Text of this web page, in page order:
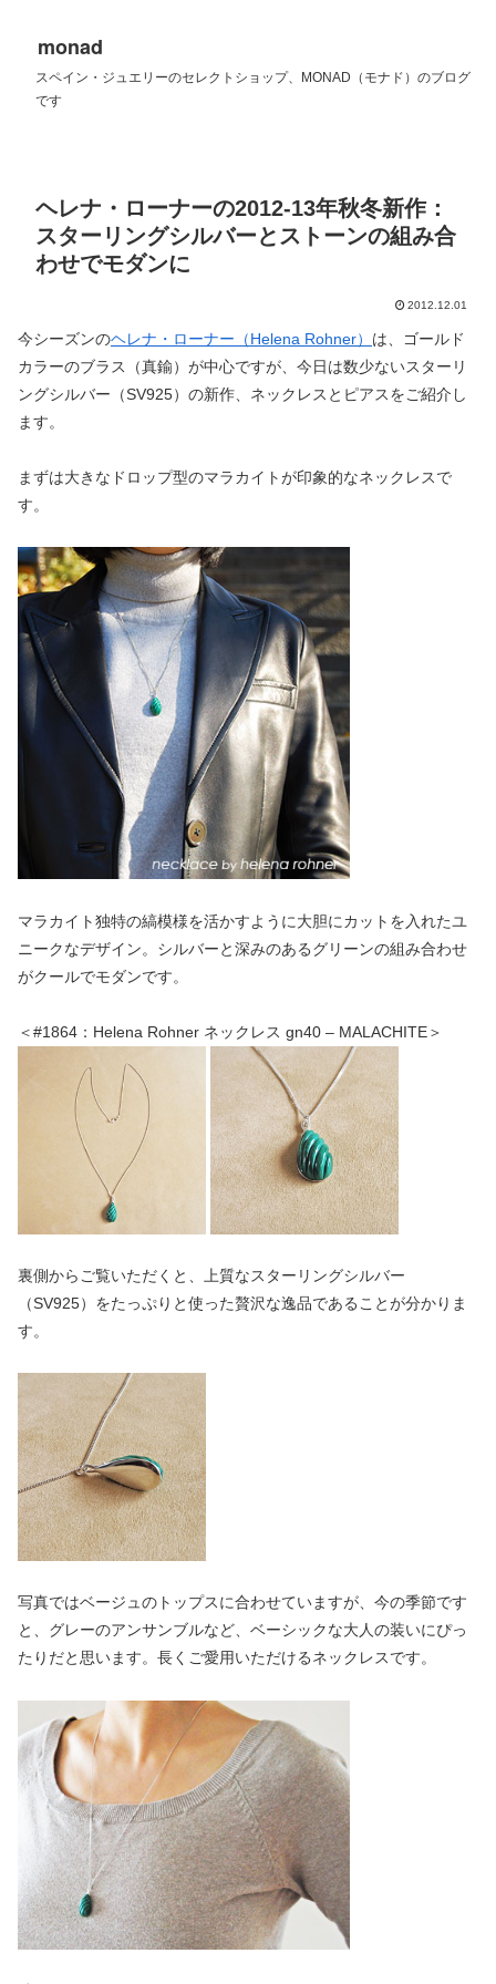
monad
スペイン・ジュエリーのセレクトショップ、MONAD（モナド）のブログ
です
ヘレナ・ローナーの2012-13年秋冬新作：
スターリングシルバーとストーンの組み合
わせでモダンに
2012.12.01
今シーズンのヘレナ・ローナー（Helena Rohner） は、ゴールド
カラーのブラス（真鍮）が中心ですが、今日は数少ないスターリ
ングシルバー（SV925）の新作、ネックレスとピアスをご紹介し
ます。
まずは大きなドロップ型のマラカイトが印象的なネックレスで
す。
マラカイト独特の縞模様を活かすように大胆にカットを入れたユ
ニークなデザイン。シルバーと深みのあるグリーンの組み合わせ
がクールでモダンです。
＜#1864：Helena Rohner ネックレス gn40 – MALACHITE＞
裏側からご覧いただくと、上質なスターリングシルバー
（SV925）をたっぷりと使った贅沢な逸品であることが分かりま
す。
写真ではベージュのトップスに合わせていますが、今の季節です
と、グレーのアンサンブルなど、ベーシックな大人の装いにぴっ
たりだと思います。長くご愛用いただけるネックレスです。